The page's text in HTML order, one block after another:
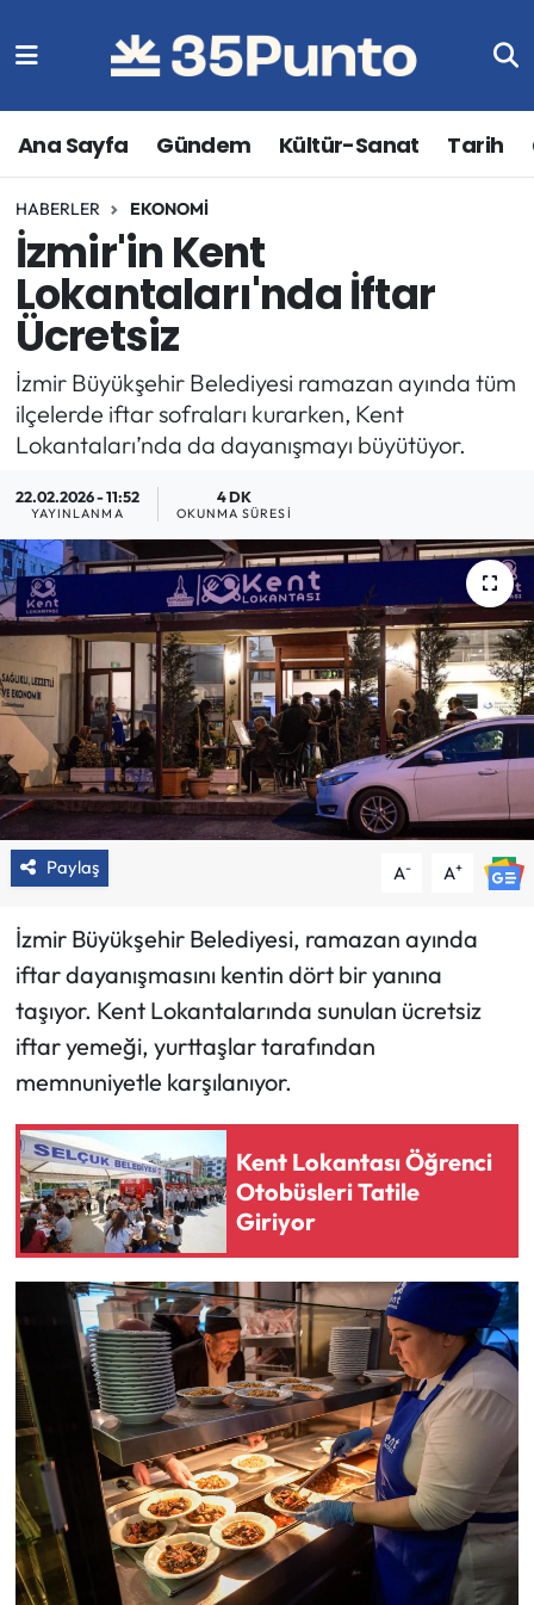
Ana Sayfa Gündem Kültür-Sanat Tarih
HABERLER EKONOMI
İzmir'in Kent
Lokantaları'nda İftar
Ücretsiz
İzmir Büyükşehir Belediyesi ramazan ayında tüm
ilçelerde iftar sofraları kurarken, Kent
Lokantaları’nda da dayanışmayı büyütüyor.
22.02.2026 - 11:52
YAYINLANMA
4 DK
OKUNMA SÜRESI
Paylaş A- A+
İzmir Büyükşehir Belediyesi, ramazan ayında
iftar dayanışmasını kentin dört bir yanına
taşıyor. Kent Lokantalarında sunulan ücretsiz
iftar yemeği, yurttaşlar tarafından
memnuniyetle karşılanıyor.
Kent Lokantası Öğrenci
Otobüsleri Tatile
Giriyor